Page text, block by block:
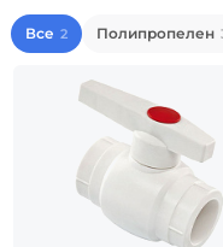
Все 2 Полипропелен